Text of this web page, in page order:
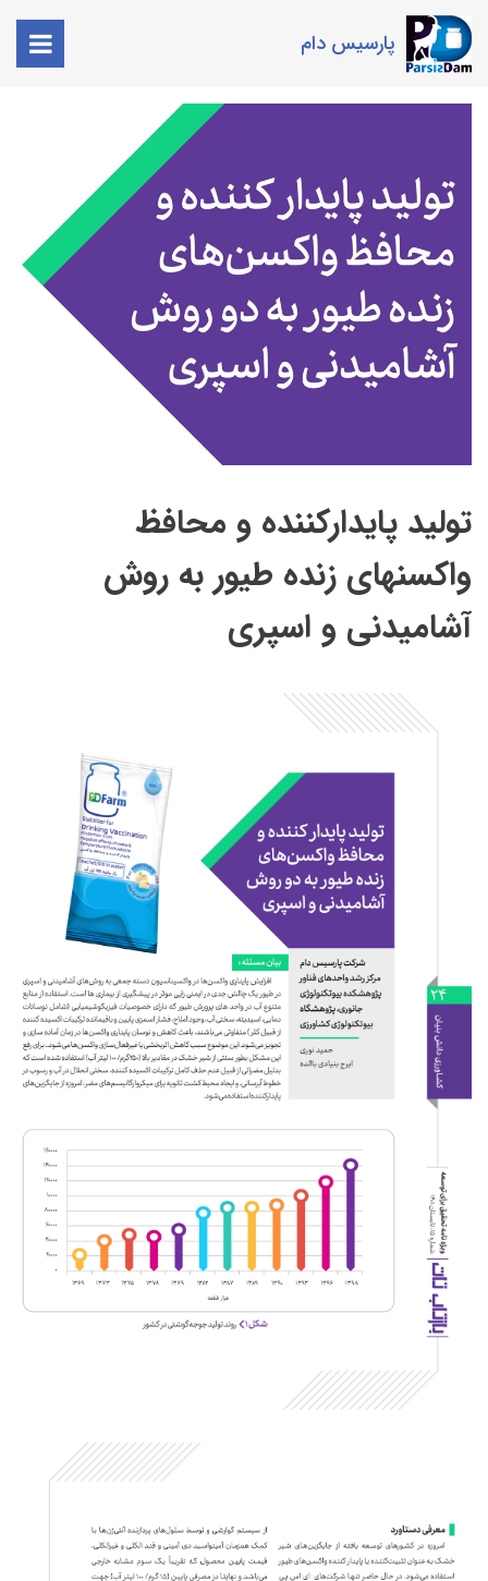
پارسیس دام
تولید پایدارکننده و محافظ
واکسنهای زنده طیور به روش
آشامیدنی و اسپری